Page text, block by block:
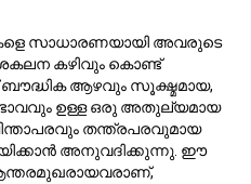
5w6
സാധാരണയായി
വിശകലന കഴിവും കൊണ്ട്
ടൈപ്പ് 5ന്റെ അന്വേഷണ
ജാഗ്രതയും ഉള്ള